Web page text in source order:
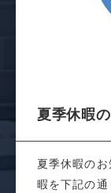
夏季休暇
夏季休暇の
暇を下記の